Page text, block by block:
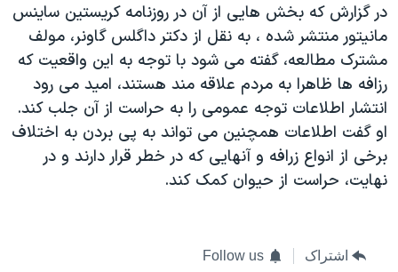
در گزارش که بخش هایی از آن در روزنامه کریستین ساینس
مانیتور منتشر شده ، به نقل از دکتر داگلس گاونر، مولف
مشترک مطالعه، گفته می شود با توجه به این واقعیت که
رزافه ها ظاهرا به مردم علاقه مند هستند، امید می رود
انتشار اطلاعات توجه عمومی را به حراست از آن جلب کند.
او گفت اطلاعات همچنین می تواند به پی بردن به اختلاف
برخی از انواع زرافه و آنهایی که در خطر قرار دارند و در
نهایت، حراست از حیوان کمک کند.
اشتراک Follow us